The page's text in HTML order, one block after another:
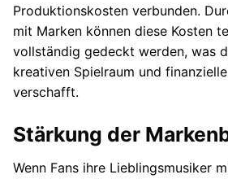
Produktionskosten verbunden.
mit Marken können diese Kosten
vollständig gedeckt werden, was
kreativen Spielraum und
verschafft.
Stärkung der
Wenn Fans ihre Lieblingsmusiker